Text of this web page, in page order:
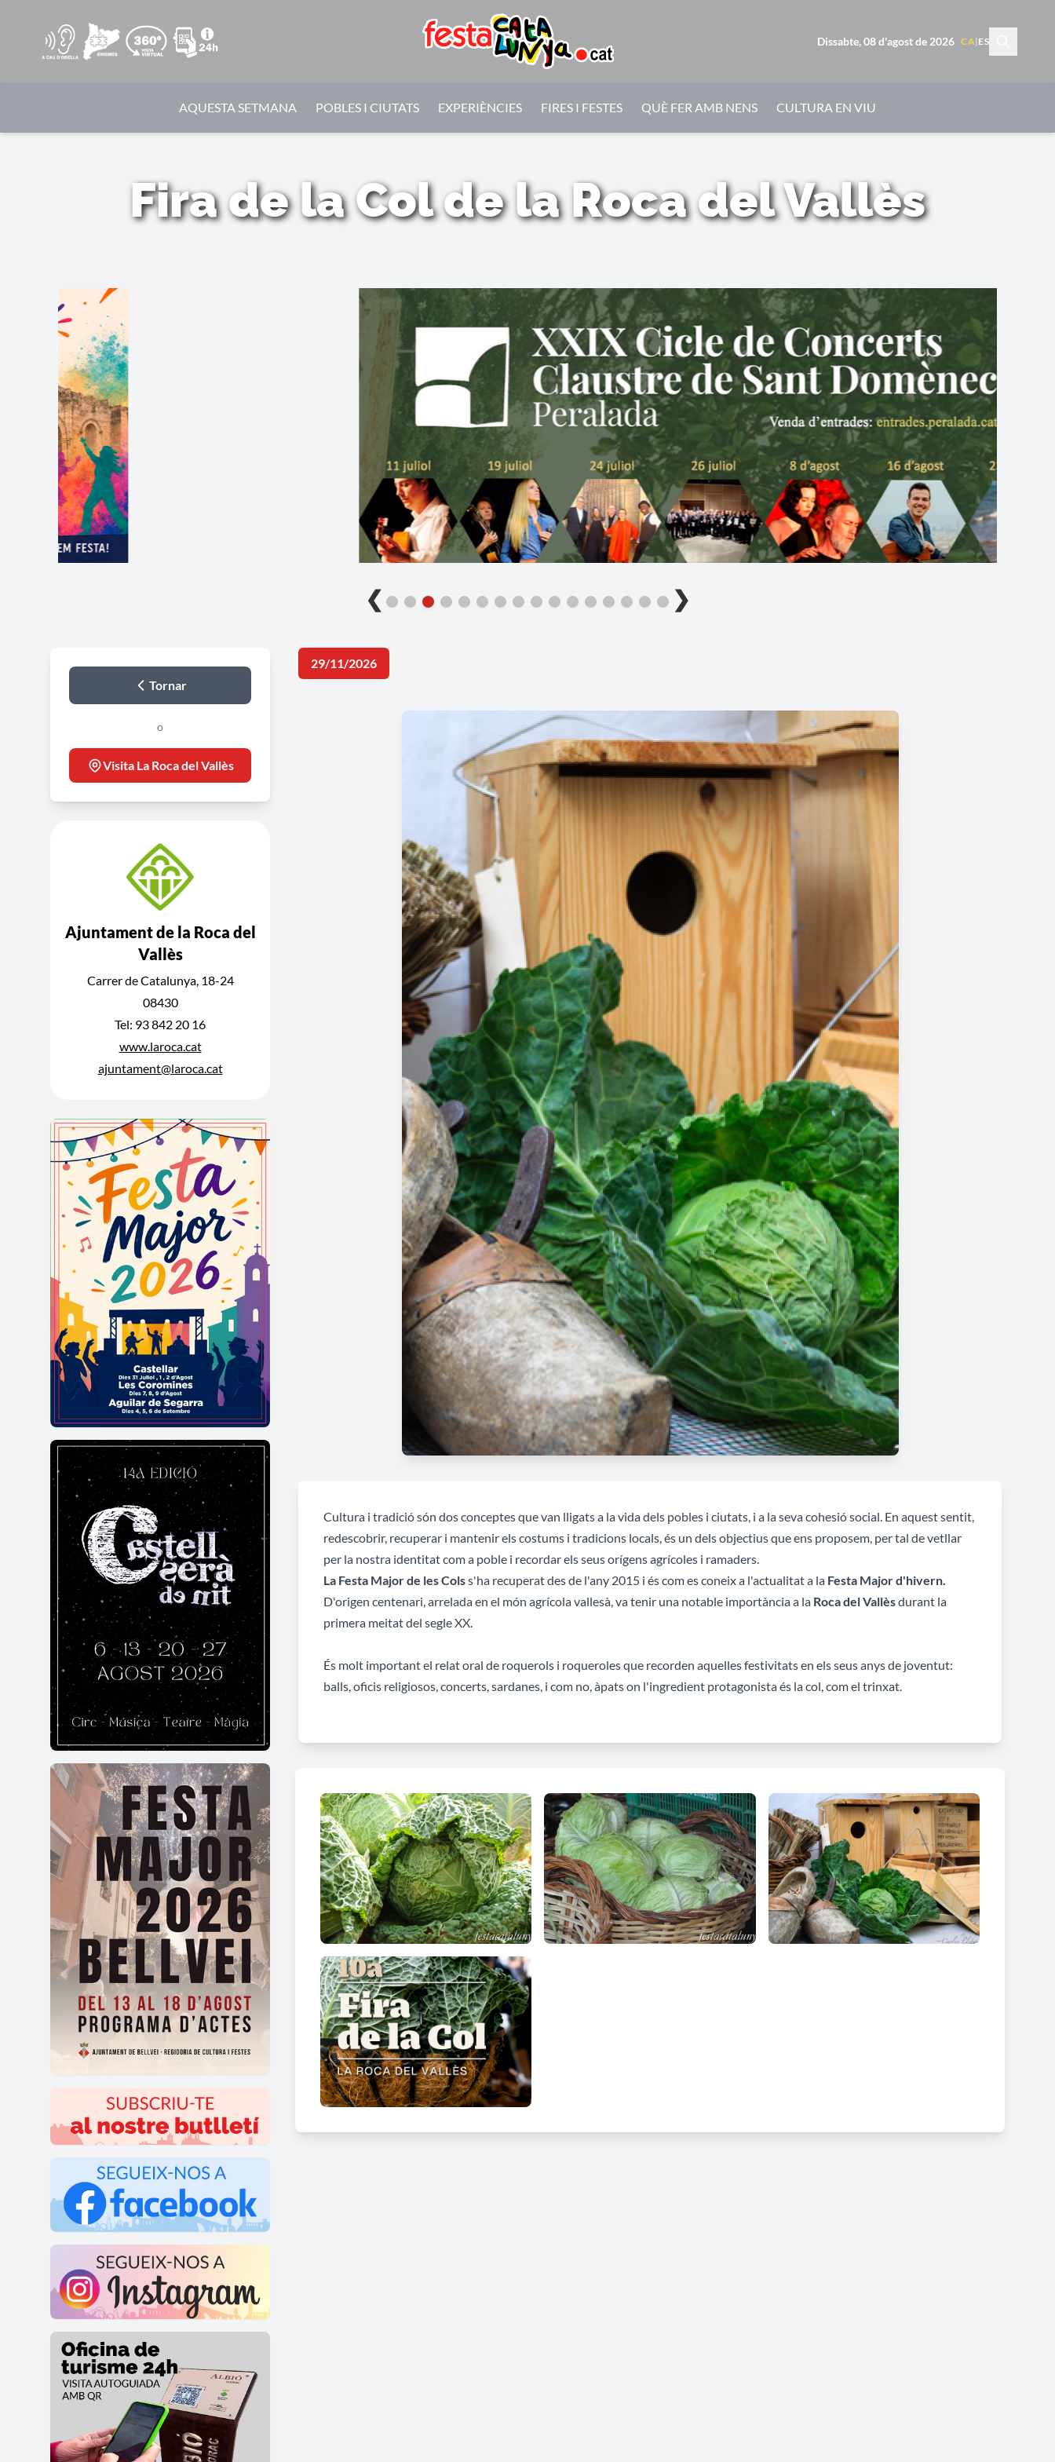
Dissabte, 08 d'agost de 2026 CA| ES
AQUESTA SETMANA POBLES I CIUTATS EXPERIÈNCIES FIRES I FESTES QUÈ FER AMB NENS CULTURA EN VIU
Fira de la Col de la Roca del Vallès
❮ ❯
Tornar
o
Visita La Roca del Vallès
Ajuntament de la Roca del
Vallès
Carrer de Catalunya, 18-24
08430
Tel: 93 842 20 16
www.laroca.cat
ajuntament@laroca.cat
29/11/2026
Cultura i tradició són dos conceptes que van lligats a la vida dels pobles i ciutats, i a la seva cohesió social. En aquest sentit,
redescobrir, recuperar i mantenir els costums i tradicions locals, és un dels objectius que ens proposem, per tal de vetllar
per la nostra identitat com a poble i recordar els seus orígens agrícoles i ramaders.
La Festa Major de les Colss'ha recuperat des de l'any 2015 i és com es coneix a l'actualitat a la Festa Major d'hivern.
D'origen centenari, arrelada en el món agrícola vallesà, va tenir una notable importància a la Roca del Vallèsdurant la
primera meitat del segle XX.
És molt important el relat oral de roquerols i roqueroles que recorden aquelles festivitats en els seus anys de joventut:
balls, oficis religiosos, concerts, sardanes, i com no, àpats on l'ingredient protagonista és la col, com el trinxat.